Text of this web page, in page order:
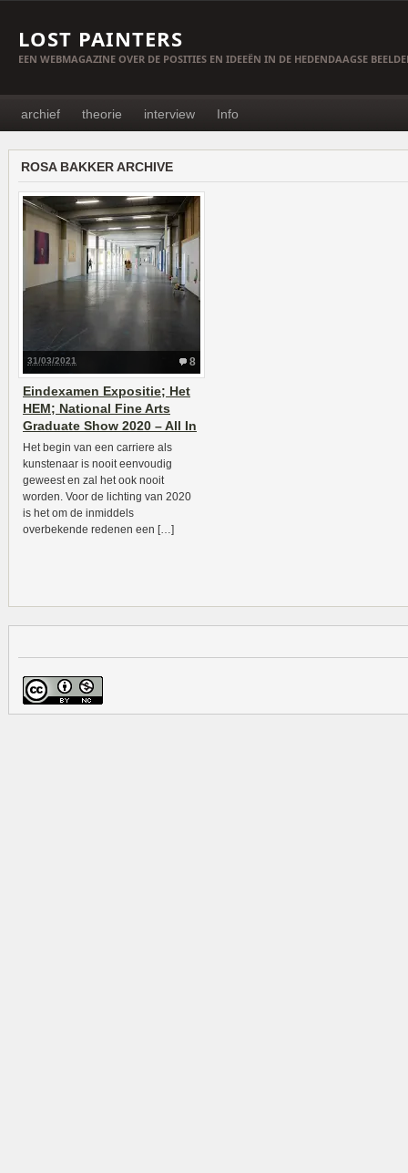
LOST PAINTERS
EEN WEBMAGAZINE OVER DE POSITIES EN IDEEËN IN DE HEDENDAAGSE
archief theorie interview Info
ROSA BAKKER ARCHIVE
8
31/03/2021
Eindexamen Expositie; Het
HEM; National Fine Arts
Graduate Show 2020 – All In
Het begin van een carriere als
kunstenaar is nooit eenvoudig
geweest en zal het ook nooit
worden. Voor de lichting van 2020
is het om de inmiddels
overbekende redenen een […]